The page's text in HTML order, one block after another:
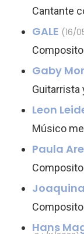
Cantante
GALE (16/
Gaby
Guitarrista
Leon
Músico
Paula
Joaquina
Hans